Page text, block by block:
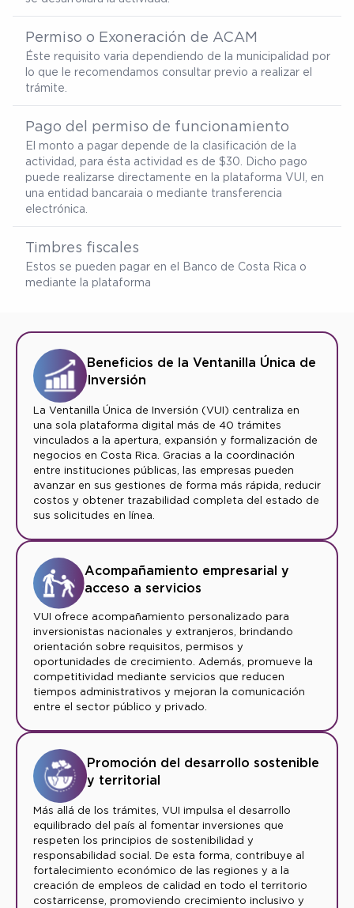
Permiso o Exoneración de ACAM
Éste requisito varia dependiendo de la municipalidad por
lo que le recomendamos consultar previo a realizar el
trámite.
Pago del permiso de funcionamiento
El monto a pagar depende de la clasificación de la
actividad, para ésta actividad es de $30. Dicho pago
puede realizarse directamente en la plataforma VUI, en
una entidad bancaraia o mediante transferencia
electrónica.
Timbres fiscales
Estos se pueden pagar en el Banco de Costa Rica o
mediante la plataforma
Beneficios de la Ventanilla Única de
Inversión
La Ventanilla Única de Inversión (VUI) centraliza en
una sola plataforma digital más de 40 trámites
vinculados a la apertura, expansión y formalización de
negocios en Costa Rica. Gracias a la coordinación
entre instituciones públicas, las empresas pueden
avanzar en sus gestiones de forma más rápida, reducir
costos y obtener trazabilidad completa del estado de
sus solicitudes en línea.
Acompañamiento empresarial y
acceso a servicios
VUI ofrece acompañamiento personalizado para
inversionistas nacionales y extranjeros, brindando
orientación sobre requisitos, permisos y
oportunidades de crecimiento. Además, promueve la
competitividad mediante servicios que reducen
tiempos administrativos y mejoran la comunicación
entre el sector público y privado.
Promoción del desarrollo sostenible
y territorial
Más allá de los trámites, VUI impulsa el desarrollo
equilibrado del país al fomentar inversiones que
respeten los principios de sostenibilidad y
responsabilidad social. De esta forma, contribuye al
fortalecimiento económico de las regiones y a la
creación de empleos de calidad en todo el territorio
costarricense, promoviendo crecimiento inclusivo y